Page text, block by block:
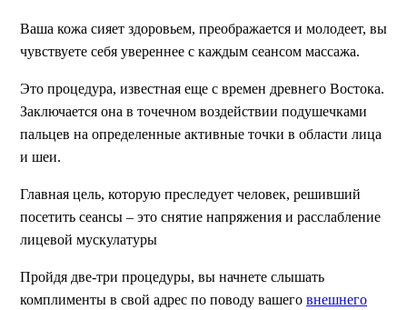
Ваша кожа сияет здоровьем, преображается и молодеет, вы
чувствуете себя увереннее с каждым сеансом массажа.
Это процедура, известная еще с времен древнего Востока.
Заключается она в точечном воздействии подушечками
пальцев на определенные активные точки в области лица
и шеи.
Главная цель, которую преследует человек, решивший
посетить сеансы – это снятие напряжения и расслабление
лицевой мускулатуры
Пройдя две-три процедуры, вы начнете слышать
комплименты в свой адрес по поводу вашего внешнего